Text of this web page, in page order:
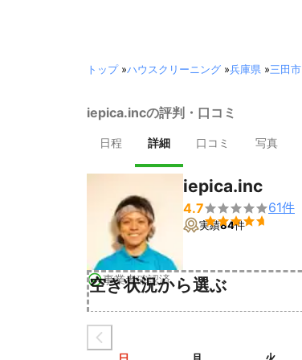
トップ»ハウスクリーニング »兵庫県 »三田市
iepica.incの評判・口コミ
日程 詳細 口コミ 写真
事業者確認済
iepica.inc
4.7

61件
実績84件
空き状況から選ぶ